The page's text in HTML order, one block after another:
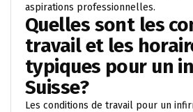
aspirations professionnelles.
Quelles sont les
travail et les
typiques pour un
Suisse?
Les conditions de travail pour un